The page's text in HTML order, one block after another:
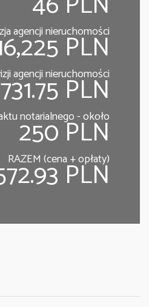
agencji nieruchomości
PLN
agencji nieruchomości
PLN
notarialnego - około
250 PLN
RAZEM (cena + opłaty)
PLN